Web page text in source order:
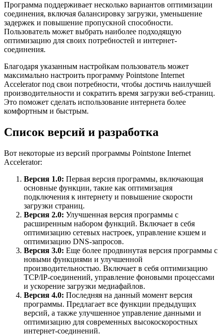
Программа поддерживает несколько вариантов оптимизации
соединения, включая балансировку загрузки, уменьшение
задержек и повышение пропускной способности.
Пользователь может выбрать наиболее подходящую
оптимизацию для своих потребностей и интернет-
соединения.
Благодаря указанным настройкам пользователь может
максимально настроить программу Pointstone Internet
Accelerator под свои потребности, чтобы достичь наилучшей
производительности и сократить время загрузки веб-страниц.
Это поможет сделать использование интернета более
комфортным и быстрым.
Список версий и разработка
Вот некоторые из версий программы Pointstone Internet
Accelerator:
Версия 1.0: Первая версия программы, включающая
основные функции, такие как оптимизация
подключения к интернету и повышение скорости
загрузки страниц.
Версия 2.0: Улучшенная версия программы с
расширенным набором функций. Включает в себя
оптимизацию сетевых настроек, управление кэшем и
оптимизацию DNS-запросов.
Версия 3.0: Еще более продвинутая версия программы с
новыми функциями и улучшенной
производительностью. Включает в себя оптимизацию
TCP/IP-соединений, управление фоновыми процессами
и ускорение загрузки медиафайлов.
Версия 4.0: Последняя на данный момент версия
программы. Предлагает все функции предыдущих
версий, а также улучшенное управление данными и
оптимизацию для современных высокоскоростных
интернет-соединений.